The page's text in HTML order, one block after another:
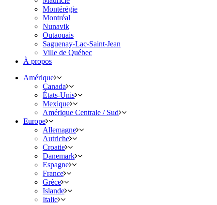
Montérégie
Montréal
Nunavik
Outaouais
Saguenay-Lac-Saint-Jean
Ville de Québec
À propos
Amérique
Canada
États-Unis
Mexique
Amérique Centrale / Sud
Europe
Allemagne
Autriche
Croatie
Danemark
Espagne
France
Grèce
Islande
Italie